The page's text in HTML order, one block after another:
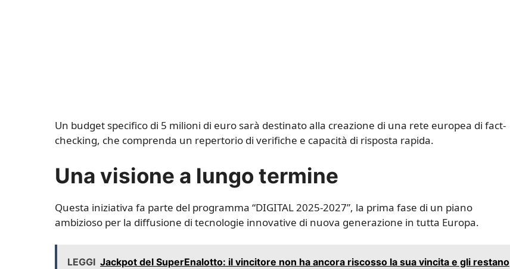
Un budget specifico di 5 milioni di euro sarà destinato alla creazione di una rete europea di fact-
checking, che comprenda un repertorio di verifiche e capacità di risposta rapida.
Una visione a lungo termine
Questa iniziativa fa parte del programma “DIGITAL 2025-2027”, la prima fase di un piano
ambizioso per la diffusione di tecnologie innovative di nuova generazione in tutta Europa.
LEGGI Jackpot del SuperEnalotto: il vincitore non ha ancora riscosso la sua vincita e gli restano